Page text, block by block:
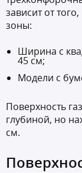
зависит от
зоны:
Ширина с
45 см;
Модели с
Поверхность
глубиной, но
см.